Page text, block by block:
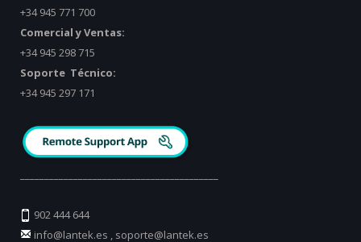
+34 945 771 700
Comercial y Ventas:
+34 945 298 715
Soporte Técnico:
+34 945 297 171
902 444 644
info@lantek.es , soporte@lantek.es